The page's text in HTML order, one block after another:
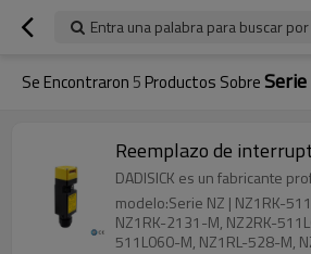
Entra una palabra para buscar
Se Encontraron 5 Productos Sobre
Reemplazo de
DADISICK es un fabricante
modelo:Serie NZ | NZ1RK-
NZ1RK-2131-M, NZ2RK-
511L060-M, NZ1RL-528-M,